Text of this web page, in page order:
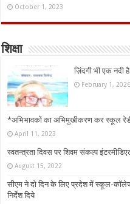
October 1, 2023
शिक्षा
ज़िंदगी भी एक
February 1, 2026
*अभिभावकों का अभिमुखीकरण कर स्कूल
April 11, 2023
स्वतन्त्रता दिवस पर शिवम संकल्प
August 15, 2022
सीएम ने दो दिन के लिए प्रदेश में स्कूल-
निर्देश दिये